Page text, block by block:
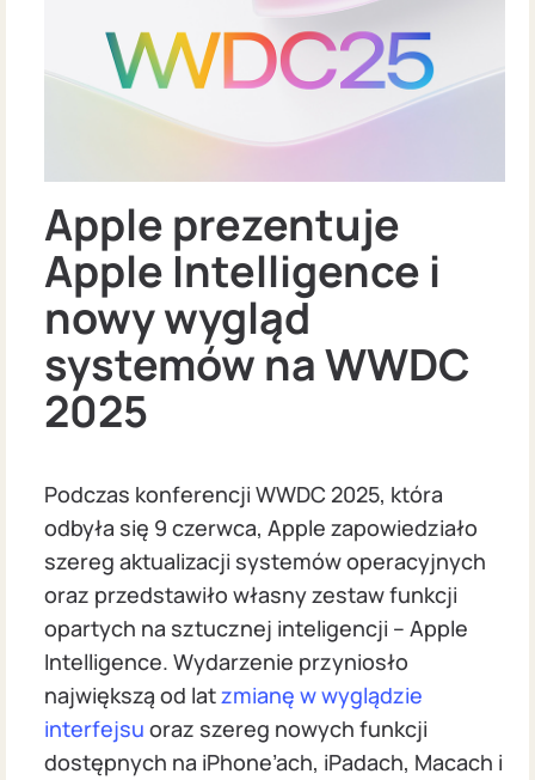
Apple prezentuje
Apple Intelligence i
nowy wygląd
systemów na WWDC
2025
Podczas konferencji WWDC 2025, która
odbyła się 9 czerwca, Apple zapowiedziało
szereg aktualizacji systemów operacyjnych
oraz przedstawiło własny zestaw funkcji
opartych na sztucznej inteligencji – Apple
Intelligence. Wydarzenie przyniosło
największą od lat zmianę w wyglądzie
interfejsu oraz szereg nowych funkcji
dostępnych na iPhone’ach, iPadach, Macach i